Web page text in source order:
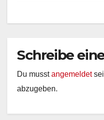
Schreibe
Du musstangemeldet
abzugeben.